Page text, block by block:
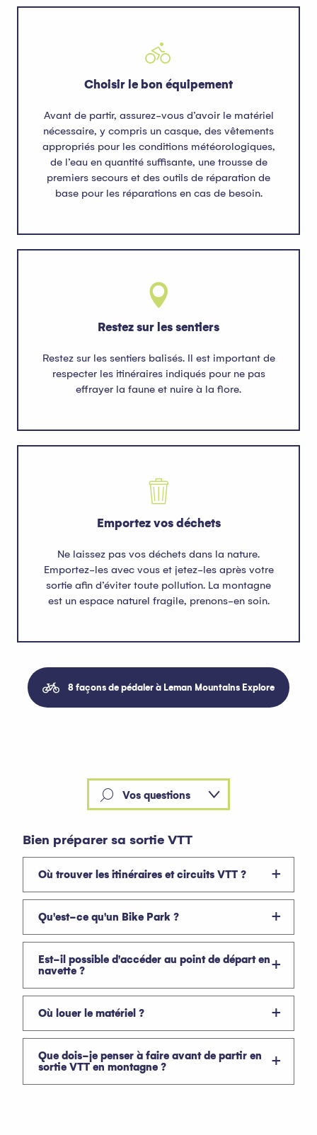
Choisir le bon équipement
Avant de partir, assurez-vous d’avoir le matériel
nécessaire, y compris un casque, des vêtements
appropriés pour les conditions météorologiques,
de l’eau en quantité suffisante, une trousse de
premiers secours et des outils de réparation de
base pour les réparations en cas de besoin.
Restez sur les sentiers
Restez sur les sentiers balisés. Il est important de
respecter les itinéraires indiqués pour ne pas
effrayer la faune et nuire à la flore.
Emportez vos déchets
Ne laissez pas vos déchets dans la nature.
Emportez-les avec vous et jetez-les après votre
sortie afin d’éviter toute pollution. La montagne
est un espace naturel fragile, prenons-en soin.
8 façons de pédaler à Leman Mountains Explore
Vos questions
Bien préparer sa sortie VTT
Où trouver les itinéraires et circuits VTT ?
Qu'est-ce qu'un Bike Park ?
Est-il possible d'accéder au point de départ en
navette ?
Où louer le matériel ?
Que dois-je penser à faire avant de partir en
sortie VTT en montagne ?